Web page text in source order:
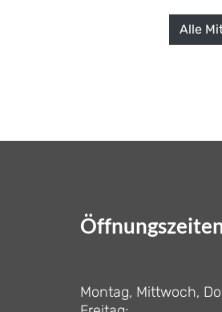
Alle
Montag, Mittwoch,